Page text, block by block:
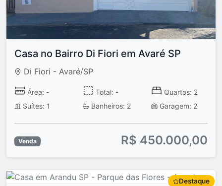
Casa no Bairro Di Fiori em Avaré SP
Di Fiori - Avaré/SP
Área: - Total: -
Quartos: 2
Suítes: 1
Banheiros: 2 Garagem: 2
Venda R$ 450.000,00
Destaque